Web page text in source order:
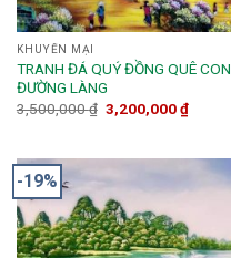
KHUYẾN MẠI
TRANH ĐÁ QUÝ ĐỒNG QUÊ CON
ĐƯỜNG LÀNG
3,500,000₫ 3,200,000₫
-19%